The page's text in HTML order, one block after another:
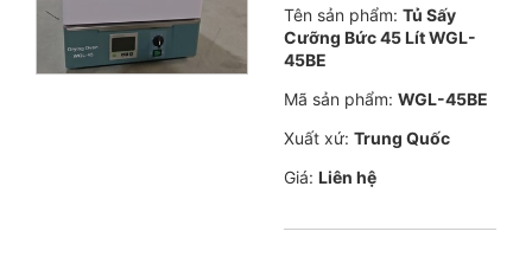
Tên sản phẩm: Tủ Sấy
Cưỡng Bức 45 Lít WGL-
45BE
Mã sản phẩm: WGL-45BE
Xuất xứ: Trung Quốc
Giá: Liên hệ